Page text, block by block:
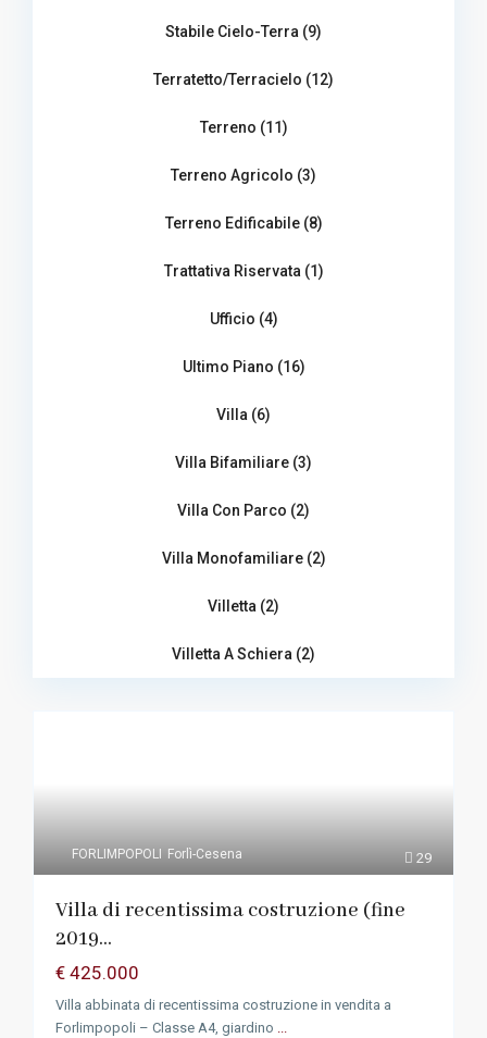
Stabile Cielo-Terra (9)
Terratetto/Terracielo (12)
Terreno (11)
Terreno Agricolo (3)
Terreno Edificabile (8)
Trattativa Riservata (1)
Ufficio (4)
Ultimo Piano (16)
Villa (6)
Villa Bifamiliare (3)
Villa Con Parco (2)
Villa Monofamiliare (2)
Villetta (2)
Villetta A Schiera (2)
29
FORLIMPOPOLI Forlì-Cesena
Villa di recentissima costruzione (fine
2019...
€ 425.000
Villa abbinata di recentissima costruzione in vendita a
Forlimpopoli – Classe A4, giardino ...